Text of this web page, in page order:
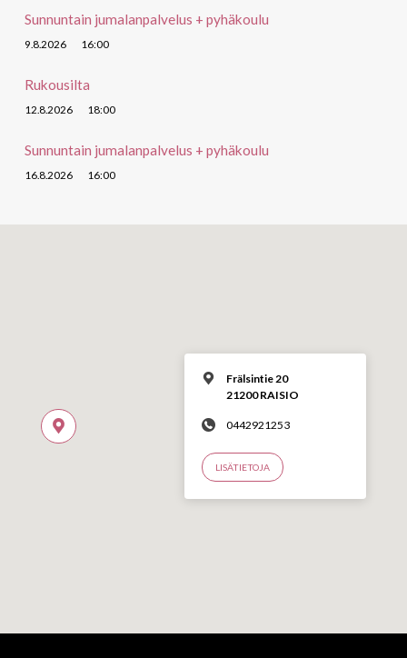
Sunnuntain jumalanpalvelus + pyhäkoulu
9.8.2026 16:00
Rukousilta
12.8.2026 18:00
Sunnuntain jumalanpalvelus + pyhäkoulu
16.8.2026 16:00
Frälsintie 20
21200 RAISIO
0442921253
LISÄTIETOJA